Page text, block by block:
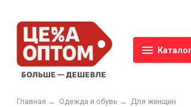
Каталог
Главная → Одежда и обувь → Для женщин